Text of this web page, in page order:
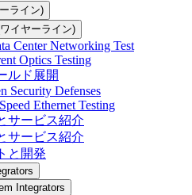
ライン)
イヤーライン)
Center Networking Test
Optics Testing
ルド展開
Security Defenses
Ethernet Testing
サービス紹介
サービス紹介
と開発
Integrators